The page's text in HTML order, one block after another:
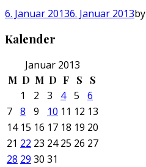
6. Januar 20136. Januar 2013by
Kalender
Januar 2013
M D M D F S S
1 2 3 4 5
6
7 8 9 10 11 12 13
14 15 16 17 18 19 20
21 22 23 24 25 26 27
28 29 30 31